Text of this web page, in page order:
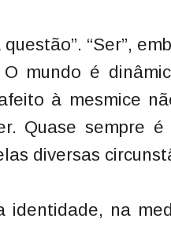
“Ser”,
mundo é
à mesmice
Quase sempre
diversas
identidade, na